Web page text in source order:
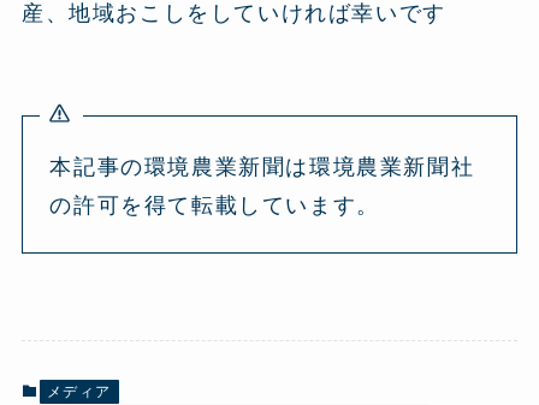
産、地域おこしをしていければ幸いです
本記事の環境農業新聞は環境農業新聞社
の許可を得て転載しています。
メディア